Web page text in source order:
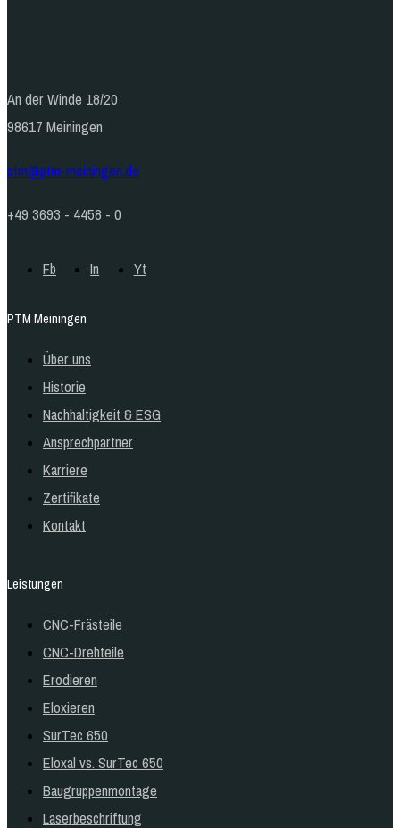
An der Winde 18/20
98617 Meiningen
ptm@ptm-meiningen.de
+49 3693 - 4458 - 0
Fb
In Yt
PTM Meiningen
Über uns
Historie
Nachhaltigkeit & ESG
Ansprechpartner
Karriere
Zertifikate
Kontakt
Leistungen
CNC-Frästeile
CNC-Drehteile
Erodieren
Eloxieren
SurTec 650
Eloxal vs. SurTec 650
Baugruppenmontage
Laserbeschriftung